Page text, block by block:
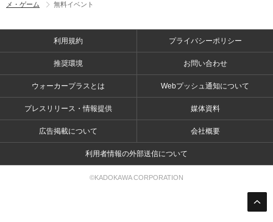
メ・ゲーム
無料イベント
利用規約 プライバシーポリシー
推奨環境 お問い合わせ
ウォーカープラスとは Webプッシュ通知について
プレスリリース・情報提供 媒体資料
広告掲載について 会社概要
利用者情報の外部送信について
©KADOKAWA CORPORATION